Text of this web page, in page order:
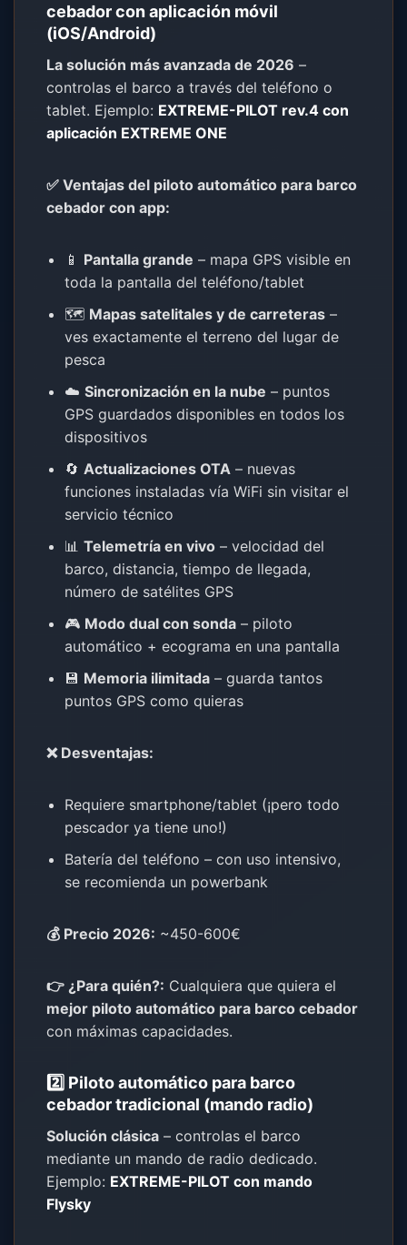
cebador con aplicación móvil
(iOS/Android)
La solución más avanzada de 2026 –
controlas el barco a través del teléfono o
tablet. Ejemplo: EXTREME-PILOT rev.4 con
aplicación EXTREME ONE
✅ Ventajas del piloto automático para barco
cebador con app:
📱 Pantalla grande – mapa GPS visible en
toda la pantalla del teléfono/tablet
🗺️ Mapas satelitales y de carreteras –
ves exactamente el terreno del lugar de
pesca
☁️Sincronización en la nube – puntos
GPS guardados disponibles en todos los
dispositivos
🔄 Actualizaciones OTA – nuevas
funciones instaladas vía WiFi sin visitar el
servicio técnico
📊Telemetría en vivo – velocidad del
barco, distancia, tiempo de llegada,
número de satélites GPS
🎮 Modo dual con sonda – piloto
automático + ecograma en una pantalla
💾 Memoria ilimitada – guarda tantos
puntos GPS como quieras
❌ Desventajas:
Requiere smartphone/tablet (¡pero todo
pescador ya tiene uno!)
Batería del teléfono – con uso intensivo,
se recomienda un powerbank
💰 Precio 2026: ~450-600€
👉 ¿Para quién?: Cualquiera que quiera el
mejor piloto automático para barco cebador
con máximas capacidades.
2️⃣ Piloto automático para barco
cebador tradicional (mando radio)
Solución clásica – controlas el barco
mediante un mando de radio dedicado.
Ejemplo: EXTREME-PILOT con mando
Flysky